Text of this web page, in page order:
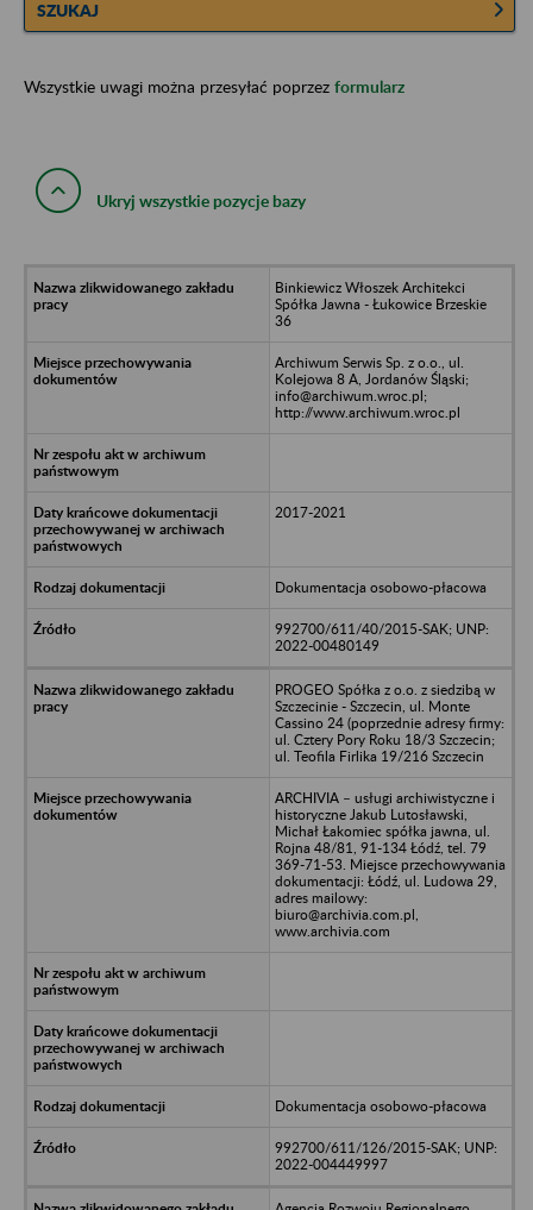
SZUKAJ
Wszystkie uwagi można przesyłać poprzez formularz
Ukryj wszystkie pozycje bazy
Binkiewicz Włoszek Architekci
Spółka Jawna - Łukowice Brzeskie
36
Archiwum Serwis Sp. z o.o., ul.
Kolejowa 8 A, Jordanów Śląski;
info@archiwum.wroc.pl;
http://www.archiwum.wroc.pl
2017-2021
Dokumentacja osobowo-płacowa
992700/611/40/2015-SAK; UNP:
2022-00480149
PROGEO Spółka z o.o. z siedzibą w
Szczecinie - Szczecin, ul. Monte
Cassino 24 (poprzednie adresy firmy:
ul. Cztery Pory Roku 18/3 Szczecin;
ul. Teofila Firlika 19/216 Szczecin
ARCHIVIA – usługi archiwistyczne i
historyczne Jakub Lutosławski,
Michał Łakomiec spółka jawna, ul.
Rojna 48/81, 91-134 Łódź, tel. 79
369-71-53. Miejsce przechowywania
dokumentacji: Łódź, ul. Ludowa 29,
adres mailowy:
biuro@archivia.com.pl,
www.archivia.com
Dokumentacja osobowo-płacowa
992700/611/126/2015-SAK; UNP:
2022-004449997